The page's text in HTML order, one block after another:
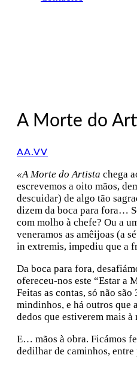
A Morte do
AA.VV
«A Morte do Artista chega
escrevemos a oito mãos,
descuidar) de algo tão
dizem da boca para fora…
com molho à chefe? Ou a
veneramos as amêijoas (a
in extremis, impediu que a
Da boca para fora,
ofereceu-nos este “Estar a
Feitas as contas, só não
mindinhos, e há outros que
dedos que estiverem mais à
E… mãos à obra. Ficámos
dedilhar de caminhos,